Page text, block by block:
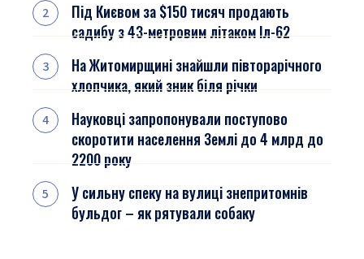
Під Києвом за $150 тисяч продають
садибу з 43-метровим літаком Іл-62
На Житомирщині знайшли півторарічного
хлопчика, який зник біля річки
Науковці запропонували поступово
скоротити населення Землі до 4 млрд до
2200 року
У сильну спеку на вулиці знепритомнів
бульдог – як рятували собаку